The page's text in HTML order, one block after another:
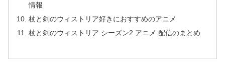
情報
杖と剣のウィストリア好きにおすすめのアニメ
杖と剣のウィストリア シーズン2 アニメ 配信のまとめ